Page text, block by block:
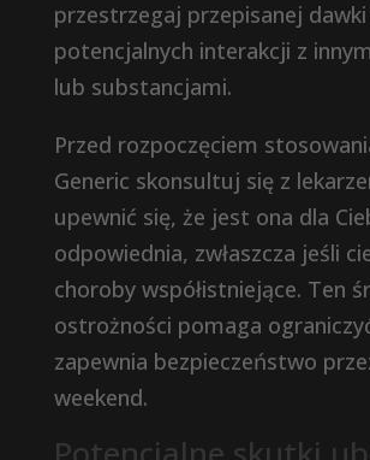
przestrzegaj przepisanej
potencjalnych interakcji z
lub substancjami.
Przed rozpoczęciem
Generic skonsultuj się z
upewnić się, że jest ona dla
odpowiednia, zwłaszcza jeśli
choroby współistniejące. Ten
ostrożności pomaga
zapewnia bezpieczeństwo
weekend.